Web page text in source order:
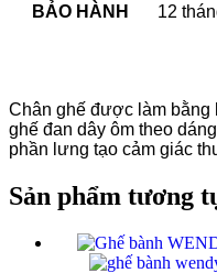
BẢO HÀNH
12
Chân ghế được làm bằng
ghế đan dây ôm theo
phần lưng tạo cảm giác
Sản phẩm tương